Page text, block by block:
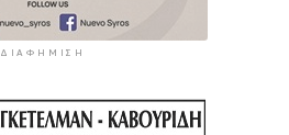
ΔΙΑΦΉΜΙΣΗ